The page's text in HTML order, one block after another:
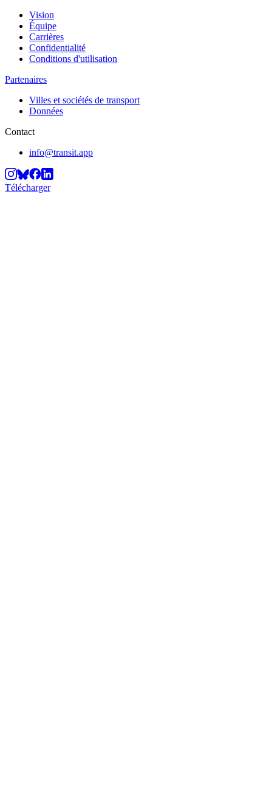
Vision
Équipe
Carrières
Confidentialité
Conditions d'utilisation
Partenaires
Villes et sociétés de transport
Données
Contact
info@transit.app
Télécharger